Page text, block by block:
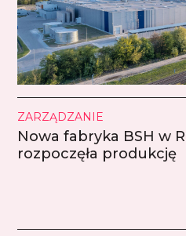
ZARZĄDZANIE
Nowa fabryka BSH w
rozpoczęła produkcję